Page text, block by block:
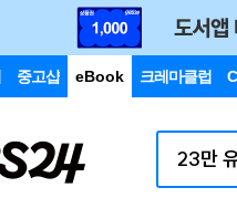
중고샵 eBook 크레마클럽